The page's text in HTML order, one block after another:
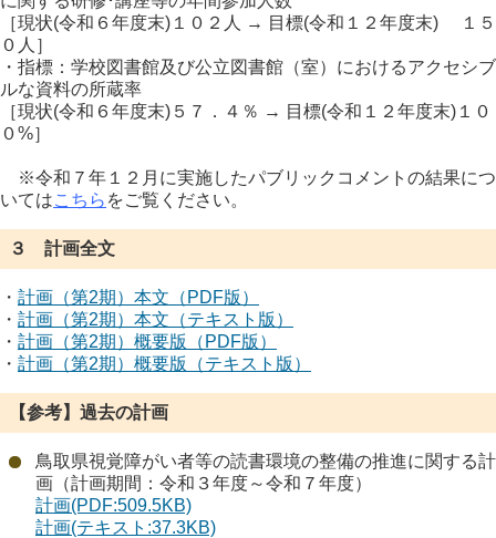
［現状(令和６年度末)１０２人 → 目標(令和１２年度末) １５
０人］
・指標：学校図書館及び公立図書館（室）におけるアクセシブ
ルな資料の所蔵率
［現状(令和６年度末)５７．４％ → 目標(令和１２年度末)１０
０%］
※令和７年１２月に実施したパブリックコメントの結果につ
いてはこちら をご覧ください。
３ 計画全文
・ 計画（第2期）本文（PDF版）
・ 計画（第2期）本文（テキスト版）
・ 計画（第2期）概要版（PDF版）
・ 計画（第2期）概要版（テキスト版）
【参考】過去の計画
鳥取県視覚障がい者等の読書環境の整備の推進に関する計
画（計画期間：令和３年度～令和７年度）
計画(PDF:509.5KB)
計画(テキスト:37.3KB)